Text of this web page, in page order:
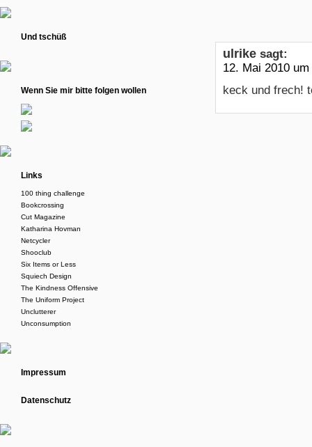
ulrike sagt:
12. Mai 2010
keck und frech!
Und tschüß
Wenn Sie mir bitte folgen wollen
Links
100 thing challenge
Bookcrossing
Cut Magazine
Katharina Hovman
Netcycler
Shooclub
Six Items or Less
Squiech Design
The Kindness Offensive
The Uniform Project
Unclutterer
Unconsumption
Impressum
Datenschutz